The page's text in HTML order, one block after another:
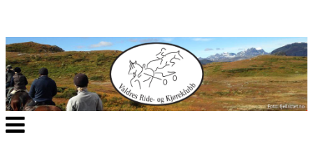
Veksle
navigasjon